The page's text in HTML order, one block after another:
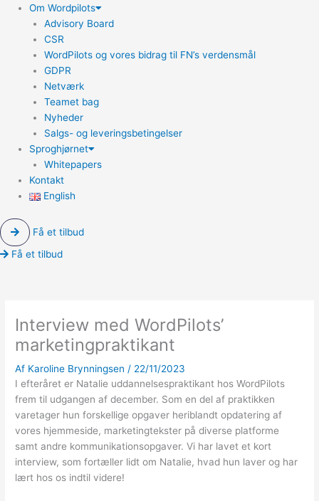
Om Wordpilots
Advisory Board
CSR
WordPilots og vores bidrag til FN’s verdensmål
GDPR
Netværk
Teamet bag
Nyheder
Salgs- og leveringsbetingelser
Sproghjørnet
Whitepapers
Kontakt
English
Få et tilbud
Få et tilbud
Interview med WordPilots’
marketingpraktikant
Af Karoline Brynningsen / 22/11/2023
I efteråret er Natalie uddannelsespraktikant hos WordPilots
frem til udgangen af december. Som en del af praktikken
varetager hun forskellige opgaver heriblandt opdatering af
vores hjemmeside, marketingtekster på diverse platforme
samt andre kommunikationsopgaver. Vi har lavet et kort
interview, som fortæller lidt om Natalie, hvad hun laver og har
lært hos os indtil videre!